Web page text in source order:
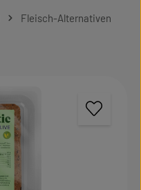
Fleisch-Alternativen